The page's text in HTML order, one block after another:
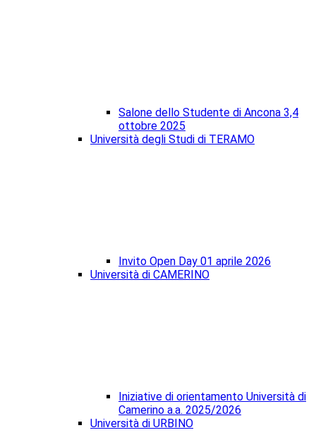
Salone dello Studente di Ancona 3,4
ottobre 2025
Università degli Studi di TERAMO
Invito Open Day 01 aprile 2026
Università di CAMERINO
Iniziative di orientamento Università di
Camerino a.a. 2025/2026
Università di URBINO